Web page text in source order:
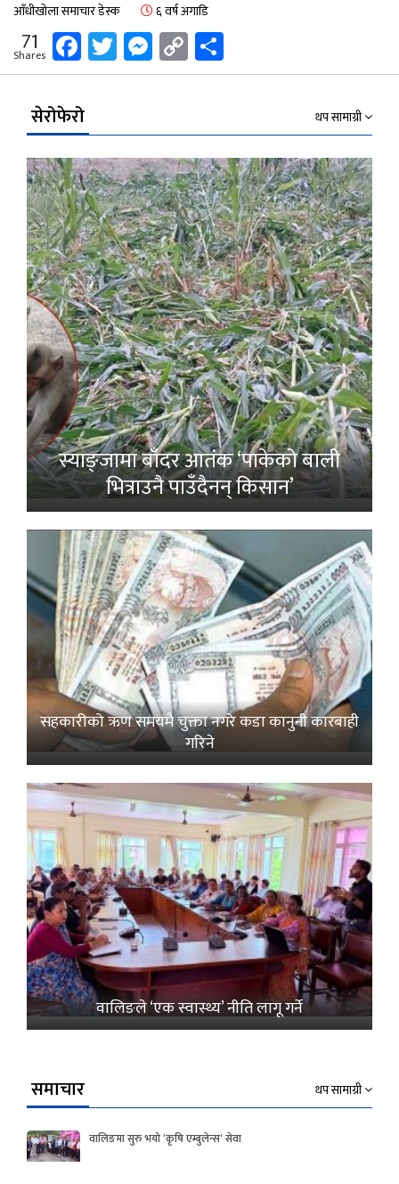
आँधीखोला समाचार डेस्क ६ वर्ष अगाडि
71
Shares Facebook
Twitter
Messenger
Copy
Link
सेरोफेरो थप सामाग्री
स्याङ्जामा बाँदर आतंक ‘पाकेको बाली
भित्राउनै पाउँदैनन् किसान’
सहकारीको ऋण समयमै चुक्ता नगरे कडा कानुनी कारबाही
गरिने
वालिङले ‘एक स्वास्थ्य’ नीति लागू गर्ने
समाचार थप सामाग्री
वालिङमा सुरु भयो ‘कृषि एम्बुलेन्स’ सेवा